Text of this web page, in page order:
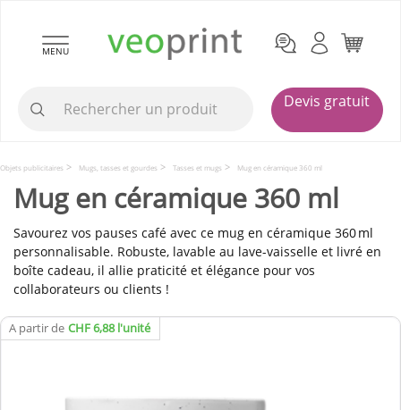
MENU
Devis gratuit
Objets publicitaires Mugs, tasses et gourdes Tasses et mugs Mug en céramique 360 ml
Mug en céramique 360 ml
Savourez vos pauses café avec ce mug en céramique 360 ml
personnalisable. Robuste, lavable au lave-vaisselle et livré en
boîte cadeau, il allie praticité et élégance pour vos
collaborateurs ou clients !
A partir de CHF 6,88 l'unité